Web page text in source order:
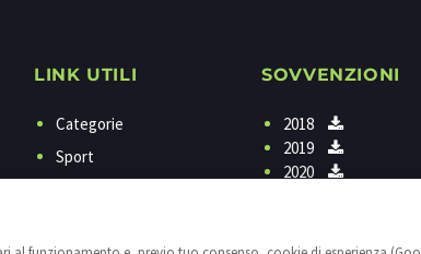
LINK UTILI
Categorie
Sport
SOVVENZIONI
2018
2019
2020